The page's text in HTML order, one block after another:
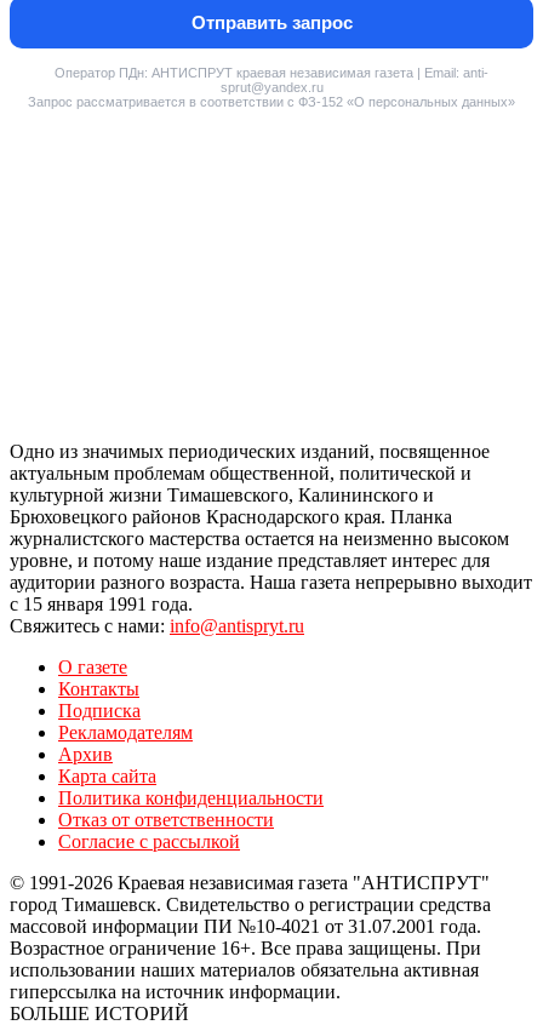
Отправить запрос
Оператор ПДн: АНТИСПРУТ краевая независимая газета | Email: anti-
sprut@yandex.ru
Запрос рассматривается в соответствии с ФЗ-152 «О персональных данных»
Одно из значимых периодических изданий, посвященное
актуальным проблемам общественной, политической и
культурной жизни Тимашевского, Калининского и
Брюховецкого районов Краснодарского края. Планка
журналистского мастерства остается на неизменно высоком
уровне, и потому наше издание представляет интерес для
аудитории разного возраста. Наша газета непрерывно выходит
с 15 января 1991 года.
Свяжитесь с нами: info@antispryt.ru
О газете
Контакты
Подписка
Рекламодателям
Архив
Карта сайта
Политика конфиденциальности
Отказ от ответственности
Согласие с рассылкой
© 1991-2026 Краевая независимая газета "АНТИСПРУТ"
город Тимашевск. Свидетельство о регистрации средства
массовой информации ПИ №10-4021 от 31.07.2001 года.
Возрастное ограничение 16+. Все права защищены. При
использовании наших материалов обязательна активная
гиперссылка на источник информации.
БОЛЬШЕ ИСТОРИЙ